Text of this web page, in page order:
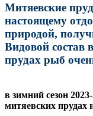
Митяевские
настоящему
природой,
Видовой
прудах рыб
в зимний сезон
митяевских прудах